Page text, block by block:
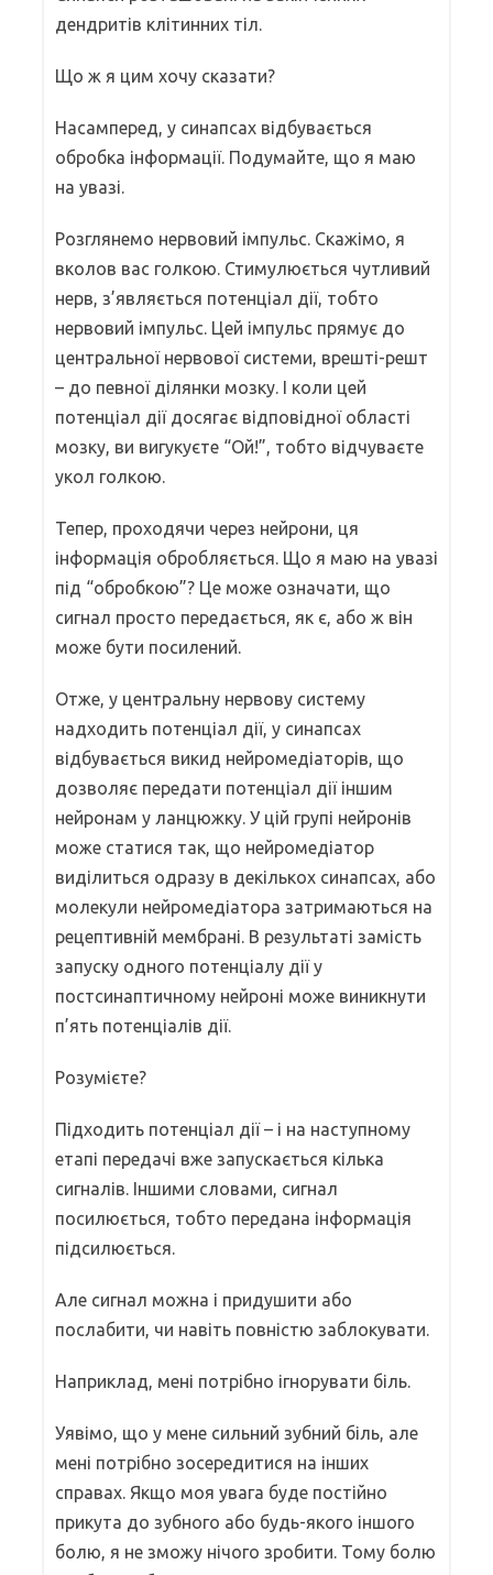
дендритів клітинних тіл.
Що ж я цим хочу сказати?
Насамперед, у синапсах відбувається
обробка інформації. Подумайте, що я маю
на увазі.
Розглянемо нервовий імпульс. Скажімо, я
вколов вас голкою. Стимулюється чутливий
нерв, з’являється потенціал дії, тобто
нервовий імпульс. Цей імпульс прямує до
центральної нервової системи, врешті-решт
– до певної ділянки мозку. І коли цей
потенціал дії досягає відповідної області
мозку, ви вигукуєте “Ой!”, тобто відчуваєте
укол голкою.
Тепер, проходячи через нейрони, ця
інформація обробляється. Що я маю на увазі
під “обробкою”? Це може означати, що
сигнал просто передається, як є, або ж він
може бути посилений.
Отже, у центральну нервову систему
надходить потенціал дії, у синапсах
відбувається викид нейромедіаторів, що
дозволяє передати потенціал дії іншим
нейронам у ланцюжку. У цій групі нейронів
може статися так, що нейромедіатор
виділиться одразу в декількох синапсах, або
молекули нейромедіатора затримаються на
рецептивній мембрані. В результаті замість
запуску одного потенціалу дії у
постсинаптичному нейроні може виникнути
п’ять потенціалів дії.
Розумієте?
Підходить потенціал дії – і на наступному
етапі передачі вже запускається кілька
сигналів. Іншими словами, сигнал
посилюється, тобто передана інформація
підсилюється.
Але сигнал можна і придушити або
послабити, чи навіть повністю заблокувати.
Наприклад, мені потрібно ігнорувати біль.
Уявімо, що у мене сильний зубний біль, але
мені потрібно зосередитися на інших
справах. Якщо моя увага буде постійно
прикута до зубного або будь-якого іншого
болю, я не зможу нічого зробити. Тому болю